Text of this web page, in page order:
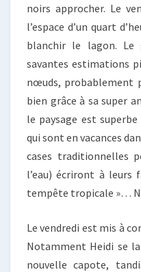
noirs approcher. Le
l’espace d’un quart
blanchir le lagon. Le
savantes estimations
nœuds, probablement
bien grâce à sa super
le paysage est
qui sont en vacances
cases traditionnelles
l’eau) écriront à leurs
tempête tropicale »…
Le vendredi est mis à
Notamment Heidi se
nouvelle capote,